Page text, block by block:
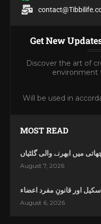
Get New
Discover the art of
environment
Will be used in
MOST READ
میں ابھرنے والی گلٹیاں
August 7, 2026
اور قانونِ مفرد اعضاء
August 6, 2026